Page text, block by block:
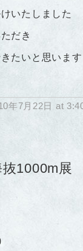
いたしました
だき
たいと思います
年7月22日 at
1000m展